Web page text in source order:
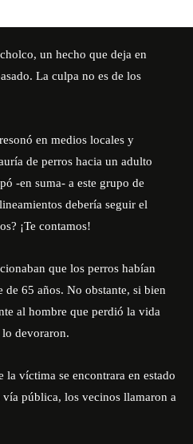
un hecho que deja en
La culpa no es de los
en medios locales y
de perros hacia un adulto
-en suma- a este grupo de
debería seguir el
¡Te contamos!
que los perros habían
65 años. No obstante, si bien
al hombre que perdió la vida
devoraron.
víctima se encontrara en estado
pública, los vecinos llamaron a